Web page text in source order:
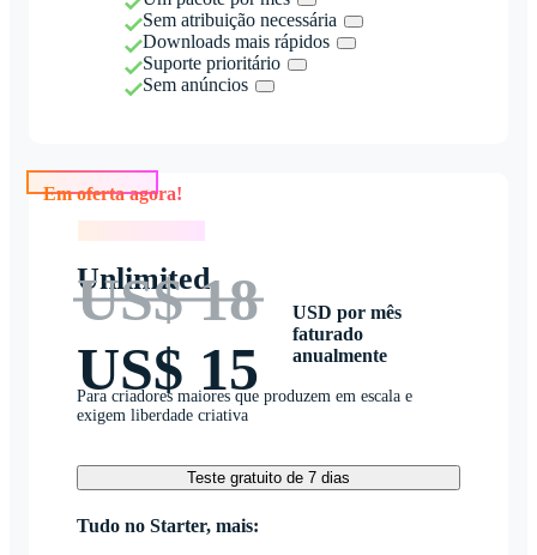
Sem atribuição necessária
Downloads mais rápidos
Suporte prioritário
Sem anúncios
Unlimited
US$ 18
US$ 15
USD por mês
faturado
anualmente
Para criadores maiores que produzem em escala e
exigem liberdade criativa
Teste gratuito de 7 dias
Tudo no Starter, mais: